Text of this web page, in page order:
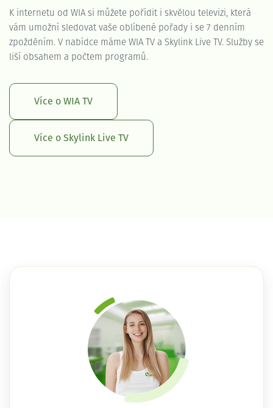
K internetu od WIA si můžete pořídit i skvělou televizi, která
vám umožní sledovat vaše oblíbené pořady i se 7 denním
zpožděním. V nabídce máme WIA TV a Skylink Live TV. Služby se
liší obsahem a počtem programů.
Více o WIA TV
Více o Skylink Live TV